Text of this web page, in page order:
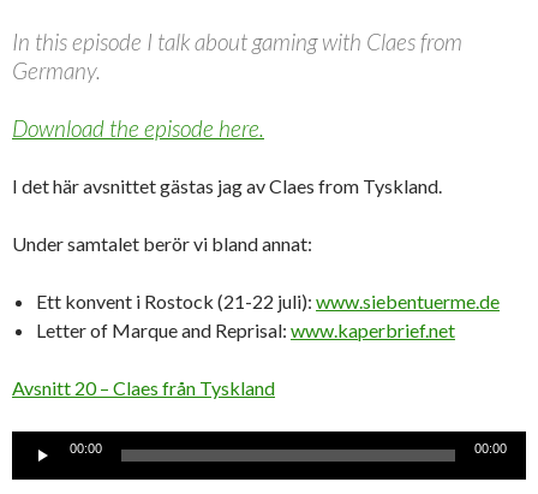
In this episode I talk about gaming with Claes from
Germany.
Download the episode here.
I det här avsnittet gästas jag av Claes from Tyskland.
Under samtalet berör vi bland annat:
Ett konvent i Rostock (21-22 juli): www.siebentuerme.de
Letter of Marque and Reprisal: www.kaperbrief.net
Avsnitt 20 – Claes från Tyskland
Ljudspelare
00:00 00:00